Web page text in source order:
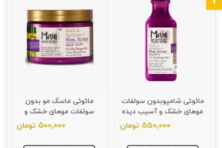
مائوئی شامپوبدون سولفات
موهای خشک و آسیب دیده
550,000 تومان
مائوئی ماسک مو بدون
سولفات موهای خشک و
آسیب دیده شی باتر ۳۸۵
میلی لیتر
500,000 تومان